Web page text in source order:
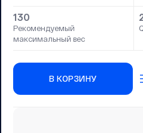
130
Рекомендуемый
максимальный вес
В КОРЗИНУ